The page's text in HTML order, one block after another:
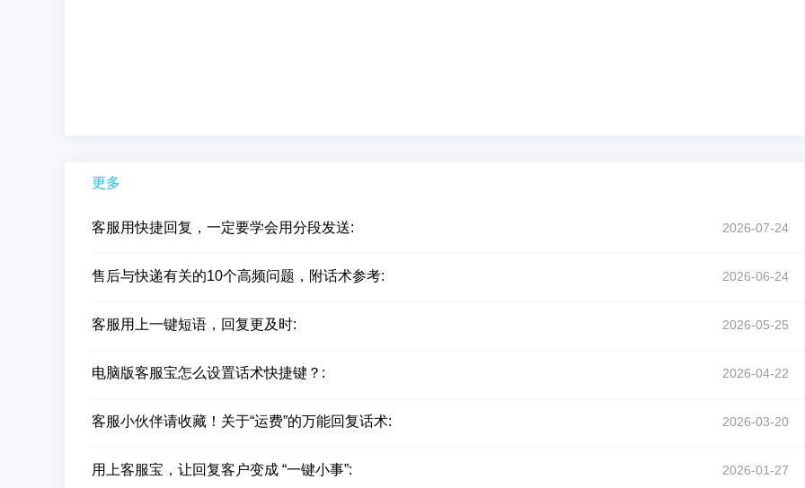
更多
客服用快捷回复，一定要学会用分段发送: 2026-07-24
售后与快递有关的10个高频问题，附话术参考: 2026-06-24
客服用上一键短语，回复更及时: 2026-05-25
电脑版客服宝怎么设置话术快捷键？: 2026-04-22
客服小伙伴请收藏！关于“运费”的万能回复话术: 2026-03-20
用上客服宝，让回复客户变成 “一键小事”: 2026-01-27